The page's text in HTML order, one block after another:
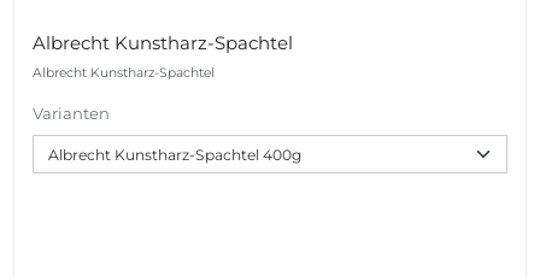
Albrecht Kunstharz-Spachtel
Albrecht Kunstharz-Spachtel
Varianten